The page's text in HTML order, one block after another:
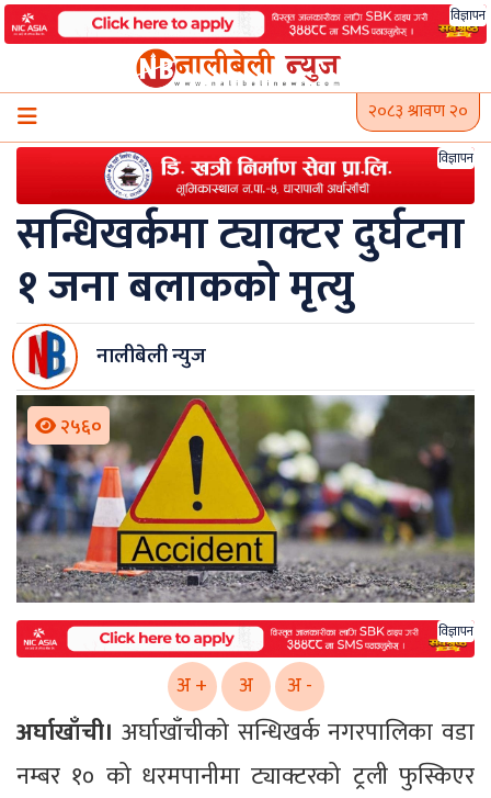
Skip
to
विज्ञापन
२०८३ श्रावण २०
विज्ञापन
सन्धिखर्कमा ट्याक्टर दुर्घटना
१ जना बलाकको मृत्यु
नालीबेली न्युज
२५६०
विज्ञापन
अ + अ अ -
अर्घाखाँची। अर्घाखाँचीको सन्धिखर्क नगरपालिका वडा
नम्बर १० को धरमपानीमा ट्याक्टरको ट्रली फुस्किएर